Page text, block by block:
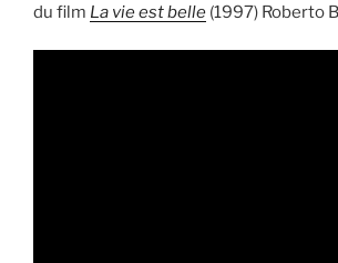
du film La vie est belle (1997) Roberto